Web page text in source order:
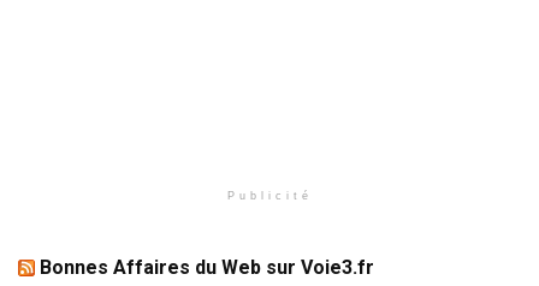
Publicité
Bonnes Affaires du Web sur Voie3.fr